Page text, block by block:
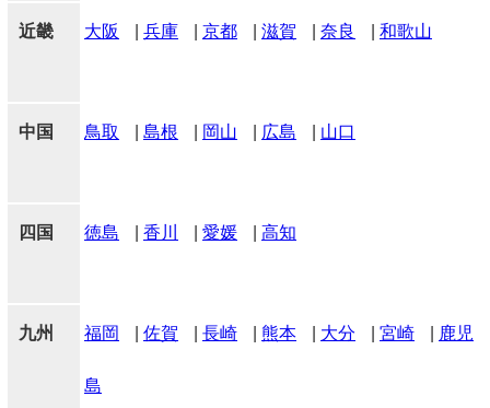
近畿 大阪 兵庫 京都 滋賀 奈良 和歌山
中国 鳥取 島根 岡山 広島 山口
四国 徳島 香川 愛媛 高知
九州 福岡 佐賀 長崎 熊本 大分 宮崎 鹿児
島